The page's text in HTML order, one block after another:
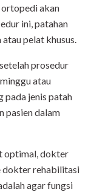
akan
ini, patahan
pelat khusus.
prosedur
atau
pada jenis patah
pasien dalam
optimal, dokter
dokter rehabilitasi
agar fungsi